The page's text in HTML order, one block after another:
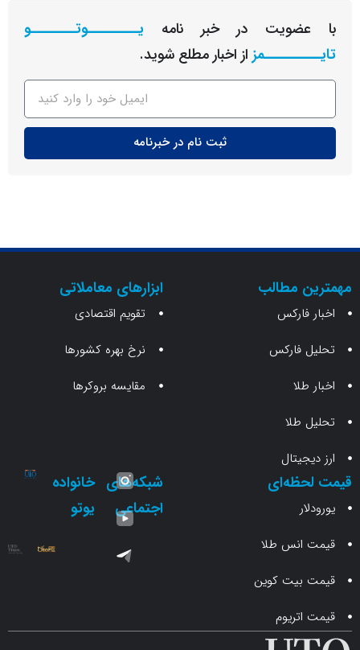
در خبر نامه
یـــــــــوتــــــــو
از اخبار مطلع شوید.
ثبت نام در خبرنامه
مطالب
فارکس
فارکس
ابزارهای معاملاتی
تقویم اقتصادی
نرخ بهره کشورها
مقایسه بروکرها
انس طلا
بیت کوین
شبکه‌های خانواده
یوتو